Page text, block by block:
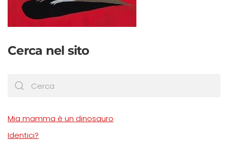
Cerca nel sito
Mia mamma è un dinosauro
Identici?